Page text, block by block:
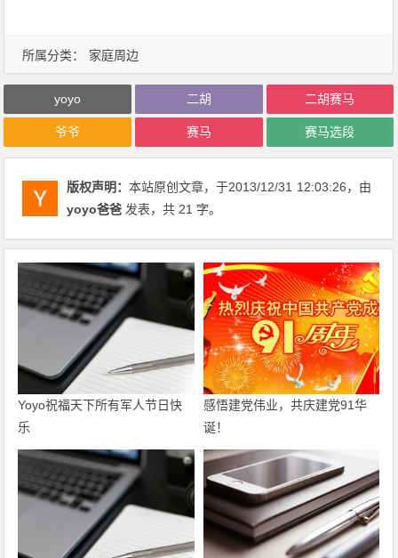
所属分类： 家庭周边
yoyo 二胡 二胡赛马
爷爷 赛马 赛马选段
版权声明：本站原创文章，于2013/12/31 12:03:26，由
yoyo爸爸 发表，共 21 字。
Yoyo祝福天下所有军人节日快
乐
感悟建党伟业，共庆建党91华
诞！